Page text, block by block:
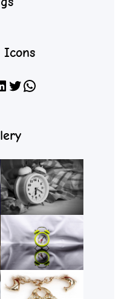
Icons
X WhatsApp